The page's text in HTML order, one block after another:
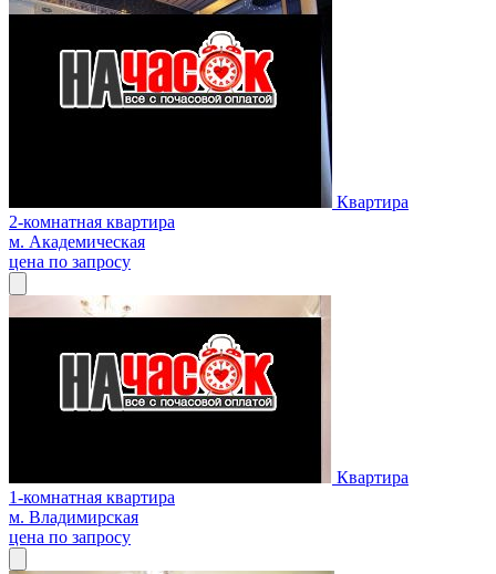
Квартира
2-комнатная квартира
м. Академическая
цена по запросу
Квартира
1-комнатная квартира
м. Владимирская
цена по запросу